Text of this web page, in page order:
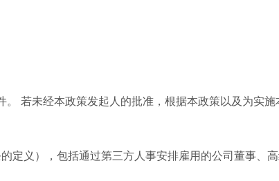
若未经本政策发起人的批准，根据本政策以及为实施
定义），包括通过第三方人事安排雇用的公司董事、高